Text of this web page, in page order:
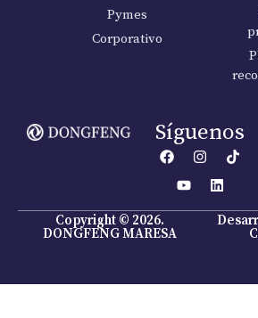
Pymes
Corporativo
Síguenos
Copyright © 2026.
DONGFENG MARESA